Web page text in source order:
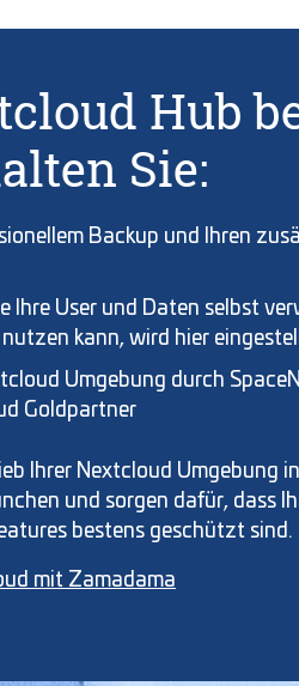
Hub
Sie:
Backup und Ihren
Ihre User und Daten selbst
kann, wird hier
Umgebung durch
Goldpartner
Ihrer Nextcloud Umgebung
und sorgen dafür, dass
bestens geschützt sind.
mit Zamadama